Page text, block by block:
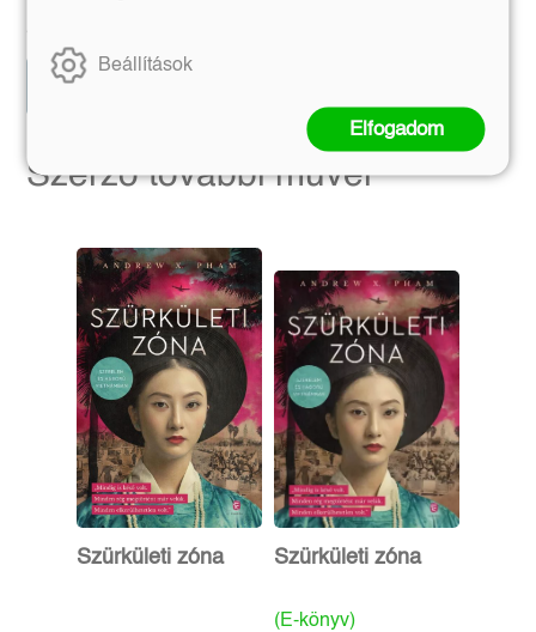
Előrendelem
Szerző további művei
Szürkületi zóna Szürkületi zóna
(E-könyv)
Beállítások
Elfogadom